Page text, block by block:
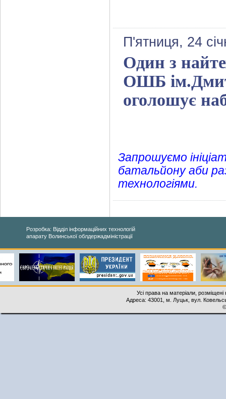
П'ятниця, 24
Один з
ОШБ
оголошує
Запрошуємо
батальйону аби
технологіями.
Розробка: Відділ інформаційних технологій
апарату Волинської облдержадміністрації
Усі права на матеріали,
Адреса: 43001, м. Луцьк, вул.